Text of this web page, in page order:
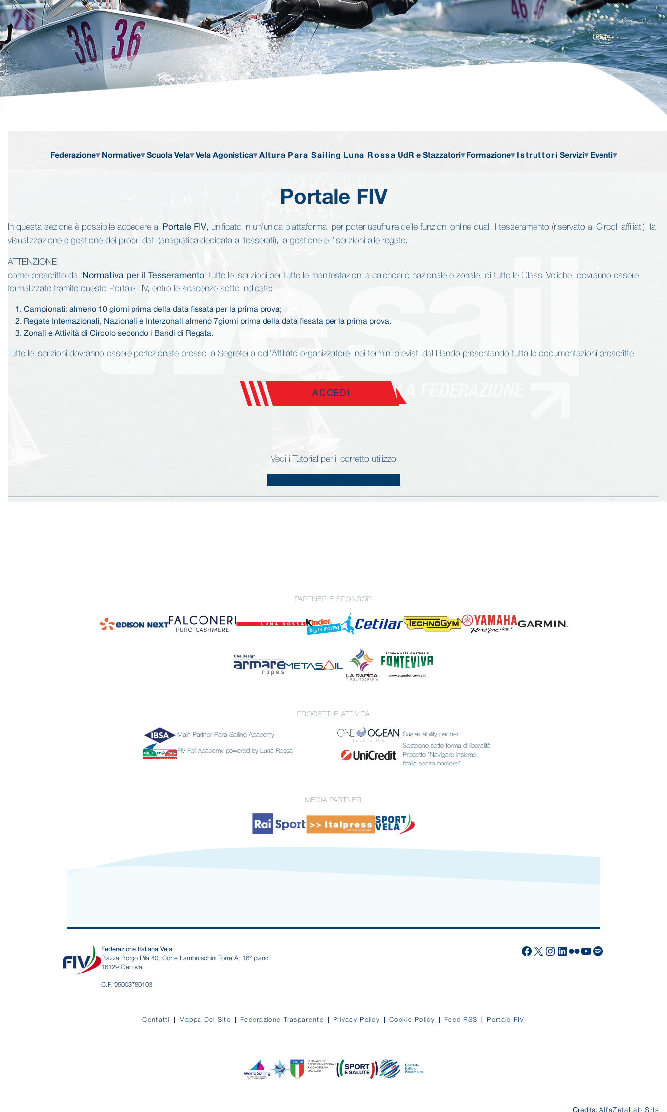
Federazione Normative Scuola Vela Vela Agonistica Altura Para Sailing Luna Rossa UdR e Stazzatori Formazione Istruttori Servizi Eventi
Portale FIV
In questa sezione è possibile accedere al Portale FIV, unificato in un’unica piattaforma, per poter usufruire delle funzioni online quali il tesseramento (riservato ai Circoli affiliati), la
visualizzazione e gestione dei propri dati (anagrafica dedicata ai tesserati), la gestione e l’iscrizioni alle regate.
ATTENZIONE:
come prescritto da ‘ Normativa per il Tesseramento‘ tutte le iscrizioni per tutte le manifestazioni a calendario nazionale e zonale, di tutte le Classi Veliche, dovranno essere
formalizzate tramite questo Portale FIV, entro le scadenze sotto indicate:
Campionati: almeno 10 giorni prima della data fissata per la prima prova;
Regate Internazionali, Nazionali e Interzonali almeno 7giorni prima della data fissata per la prima prova.
Zonali e Attività di Circolo secondo i Bandi di Regata.
Tutte le iscrizioni dovranno essere perfezionate presso la Segreteria dell’Affiliato organizzatore, nei termini previsti dal Bando presentando tutta le documentazioni prescritte.
ACCEDI
Vedi i Tutorial per il corretto utilizzo
PARTNER E SPONSOR
PROGETTI E ATTIVITÀ
Main Partner Para Sailing Academy
FIV Foil Academy powered by Luna Rossa
Sustainability partner
Sostegno sotto forma di liberalità
Progetto “Navigare insieme:
l'Italia senza barriere”
MEDIA PARTNER
Federazione Italiana Vela
Piazza Borgo Pila 40, Corte Lambruschini Torre A, 16° piano
16129 Genova
C.F. 95003780103
Facebook
X Instagram
LinkedIn
Flickr
YouTube
Spotify
Contatti Mappa Del Sito Federazione Trasparente Privacy Policy Cookie Policy Feed RSS Portale FIV
Credits: AlfaZetaLab Srls